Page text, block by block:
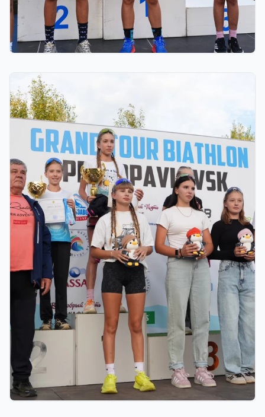
ФИНАЛ: АСТАНАДА GRAND TOUR BIATHLON
ҚОРЫТЫНДЫ КЕЗЕҢІ ӨТЕДІ